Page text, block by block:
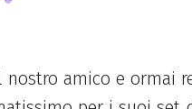
amico e ormai